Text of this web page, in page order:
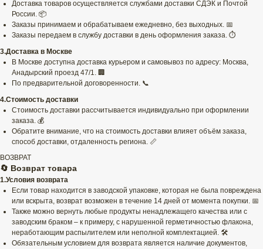
Доставка товаров осуществляется службами доставки СДЭК и Почтой
России. 📦
Заказы принимаем и обрабатываем ежедневно, без выходных. 📅
Заказы передаем в службу доставки в день оформления заказа. ⏱️
3.Доставка в Москве
В Москве доступна доставка курьером и самовывоз по адресу: Москва,
Анадырский проезд 47/1. 🏢
По предварительной договоренности. 📞
4.Стоимость доставки
Стоимость доставки рассчитывается индивидуально при оформлении
заказа. 💰
Обратите внимание, что на стоимость доставки влияет объём заказа,
способ доставки, отдаленность региона. 📏
ВОЗВРАТ
🔄 Возврат товара
1.Условия возврата
Если товар находится в заводской упаковке, которая не была повреждена
или вскрыта, возврат возможен в течение 14 дней от момента покупки. 📅
Также можно вернуть любые продукты ненадлежащего качества или с
заводским браком – к примеру, с нарушенной герметичностью флакона,
неработающим распылителем или неполной комплектацией. 🛠️
Обязательным условием для возврата является наличие документов,